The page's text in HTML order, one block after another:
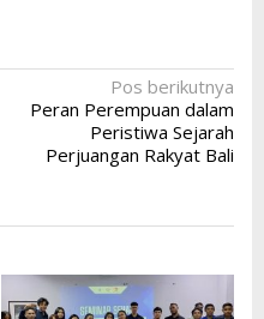
Pos berikutnya
Peran Perempuan dalam
Peristiwa Sejarah
Perjuangan Rakyat Bali